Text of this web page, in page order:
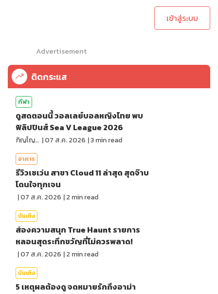
เข้าสู่ระบบ
Advertisement
ติดกระแส
กีฬา
ดูสดตอนนี้ วอลเลย์บอลหญิงไทย พบ
ฟิลิปปินส์ Sea V League 2026
ภิญโญ ส่องแสง |07 ส.ค. 2026 |3min read
อาหาร
รีวิวเซเว่น สาขา Cloud 11 ล่าสุด สุดจ๊าบ
โดนใจทุกเจน
|07 ส.ค. 2026 |2 min read
บันเทิง
ส่องความสนุก True Haunt รายการ
หลอนสุดระทึกขวัญที่ไม่ควรพลาด!
|07 ส.ค. 2026 |2 min read
บันเทิง
5 เหตุผลต้องดู จดหมายรักถึงอาม่า